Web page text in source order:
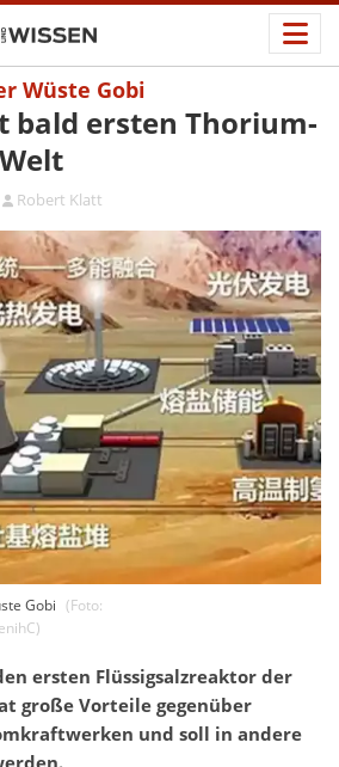
Wüste Gobi
bald ersten Thorium-
Robert Klatt
Gobi (Foto:
)
ersten Flüssigsalzreaktor der
große Vorteile gegenüber
und soll in andere